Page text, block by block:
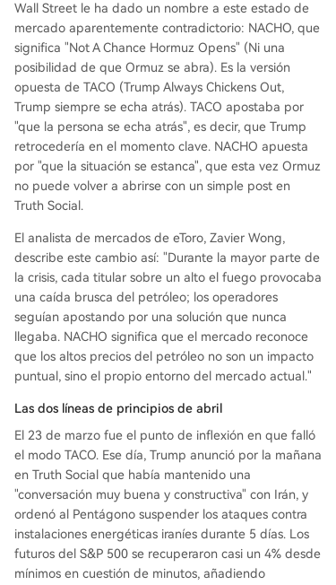
e un 31% en el año, mientras que el ETF de trans
porte (IYT) solo un 8%, lastrado por los altos cost
os del combustible. La fecha límite clave es el 1
de junio. Los analistas estiman que para entonce
s las reservas globales de crío utilizable podrían
acercarse a niveles críticos. Los mercados de pr
edicción solo dan un 28...
Wall Street le ha dado un nombre a este estado de
mercado aparentemente contradictorio: NACHO, que
significa "Not A Chance Hormuz Opens" (Ni una
posibilidad de que Ormuz se abra). Es la versión
opuesta de TACO (Trump Always Chickens Out,
Trump siempre se echa atrás). TACO apostaba por
"que la persona se echa atrás", es decir, que Trump
retrocedería en el momento clave. NACHO apuesta
por "que la situación se estanca", que esta vez Ormuz
no puede volver a abrirse con un simple post en
Truth Social.
El analista de mercados de eToro, Zavier Wong,
describe este cambio así: "Durante la mayor parte de
la crisis, cada titular sobre un alto el fuego provocaba
una caída brusca del petróleo; los operadores
seguían apostando por una solución que nunca
llegaba. NACHO significa que el mercado reconoce
que los altos precios del petróleo no son un impacto
puntual, sino el propio entorno del mercado actual."
Las dos líneas de principios de abril
El 23 de marzo fue el punto de inflexión en que falló
el modo TACO. Ese día, Trump anunció por la mañana
en Truth Social que había mantenido una
"conversación muy buena y constructiva" con Irán, y
ordenó al Pentágono suspender los ataques contra
instalaciones energéticas iraníes durante 5 días. Los
futuros del S&P 500 se recuperaron casi un 4% desde
mínimos en cuestión de minutos, añadiendo